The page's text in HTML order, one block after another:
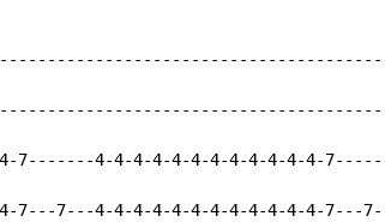
7-------4-4-4-4-4-4-4-4-4-4-4-4-
7---7---4-4-4-4-4-4-4-4-4-4-4-4-7---